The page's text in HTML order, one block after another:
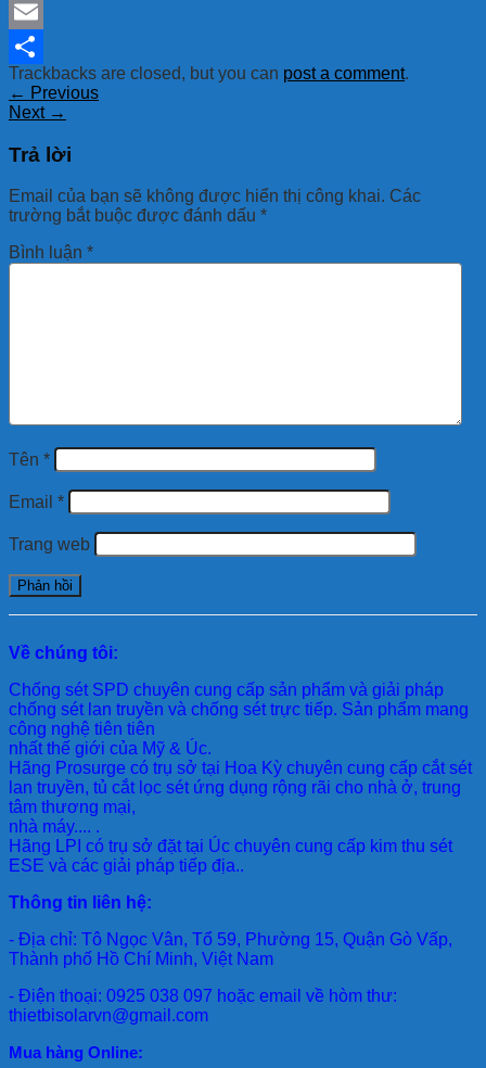
Mastodon
Email
Share
Trackbacks are closed, but you can post a comment.
← Previous
Next →
Trả lời
Email của bạn sẽ không được hiển thị công khai. Các
trường bắt buộc được đánh dấu *
Bình luận *
Tên *
Email *
Trang web
Về chúng tôi:
Chống sét SPD chuyên cung cấp sản phẩm và giải pháp
chống sét lan truyền và chống sét trực tiếp. Sản phẩm mang
công nghệ tiên tiên
nhất thế giới của Mỹ & Úc.
Hãng Prosurge có trụ sở tại Hoa Kỳ chuyên cung cấp cắt sét
lan truyền, tủ cắt lọc sét ứng dụng rộng rãi cho nhà ở, trung
tâm thương mại,
nhà máy.... .
Hãng LPI có trụ sở đặt tại Úc chuyên cung cấp kim thu sét
ESE và các giải pháp tiếp địa..
Thông tin liên hệ:
- Địa chỉ: Tô Ngọc Vân, Tổ 59, Phường 15, Quận Gò Vấp,
Thành phố Hồ Chí Minh, Việt Nam
- Điện thoại: 0925 038 097 hoặc email về hòm thư:
thietbisolarvn@gmail.com
Mua hàng Online: